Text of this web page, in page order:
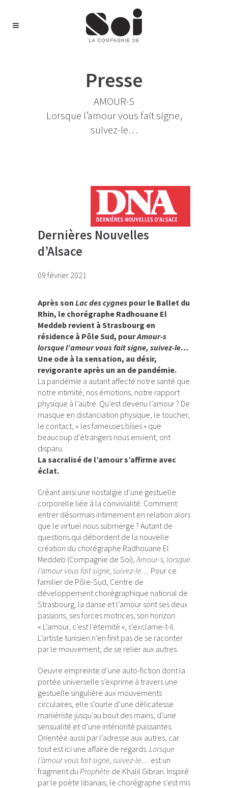
Presse
AMOUR-S
Lorsque l’amour vous fait signe,
suivez-le…
Dernières Nouvelles
d’Alsace
09 février 2021
Après son Lac des cygnes pour le Ballet du
Rhin, le chorégraphe Radhouane El
Meddeb revient à Strasbourg en
résidence à Pôle Sud, pourAmour-s
lorsque l’amour vous fait signe, suivez-le…
Une ode à la sensation, au désir,
revigorante après un an de pandémie.
La pandémie a autant affecté notre santé que
notre intimité, nos émotions, notre rapport
physique à l’autre. Qu’est devenu l’amour ? De
masque en distanciation physique, le toucher,
le contact, « les fameuses bises » que
beaucoup d’étrangers nous envient, ont
disparu.
La sacralisé de l’amour s’affirme avec
éclat.
Créant ainsi une nostalgie d’une gestuelle
corporelle liée à la convivialité. Comment
entrer désormais intimement en relation alors
que le virtuel nous submerge ? Autant de
questions qui débordent de la nouvelle
création du chorégraphe Radhouane El
Meddeb (Compagnie de Soi),Amour-s, lorsque
l’amour vous fait signe, suivez-le… Pour ce
familier de Pôle-Sud, Centre de
développement chorégraphique national de
Strasbourg, la danse et l’amour sont ses deux
passions, ses forces motrices, son horizon.
« L’amour, c’est l’éternité », s’exclame-t-il.
L’artiste tunisien n’en finit pas de se raconter
par le mouvement, de se relier aux autres.
Oeuvre empreinte d’une auto-fiction dont la
portée universelle s’exprime à travers une
gestuelle singulière aux mouvements
circulaires, elle s’ourle d’une délicatesse
maniériste jusqu’au bout des mains, d’une
sensualité et d’une intériorité puissantes.
Orientée aussi par l’adresse aux autres, car
tout est ici une affaire de regards. Lorsque
l’amour vous fait signe, suivez-le… est un
fragment du Prophète de Khalil Gibran. Inspiré
par le poète libanais, le chorégraphe s’est mis